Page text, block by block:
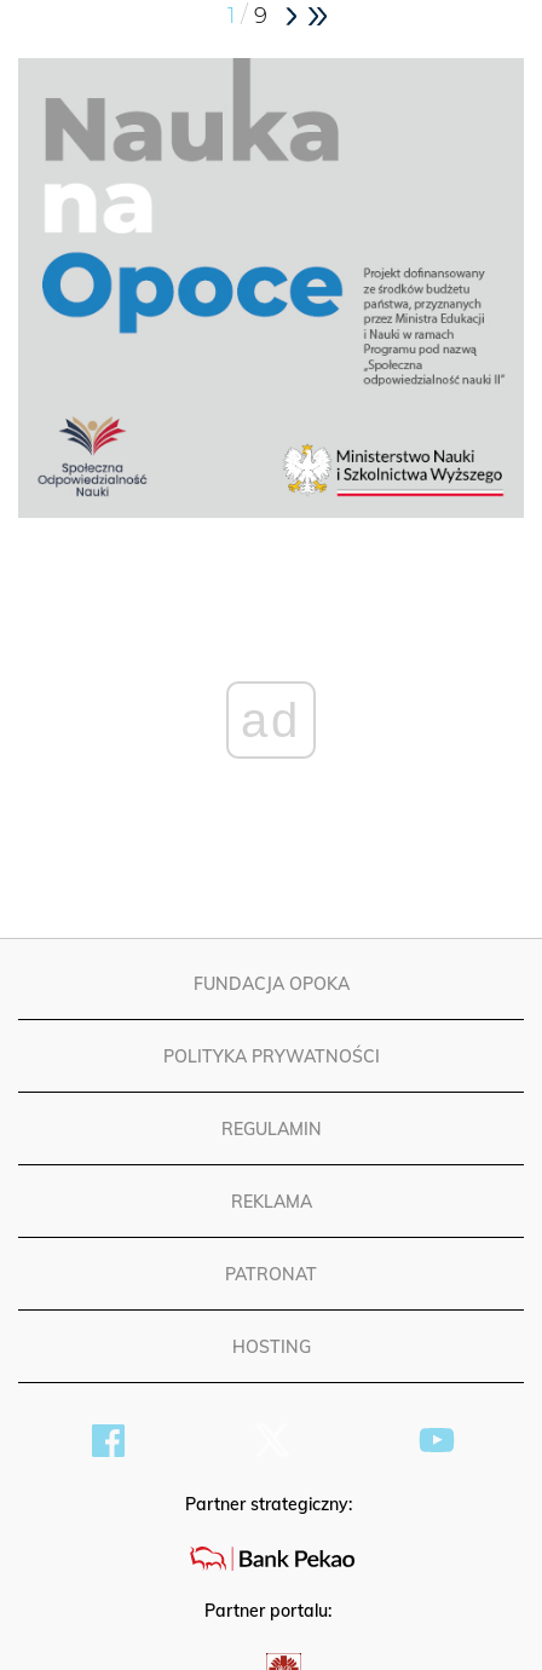
1 / 9
ad
FUNDACJA OPOKA
POLITYKA PRYWATNOŚCI
REGULAMIN
REKLAMA
PATRONAT
HOSTING
Partner strategiczny:
Partner portalu: